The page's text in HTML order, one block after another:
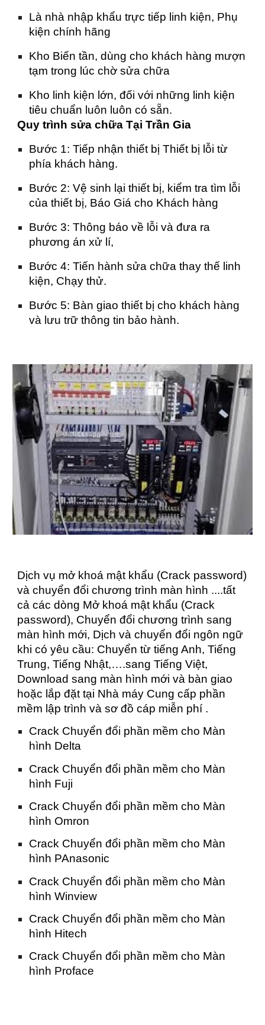
Là nhà nhập khẩu trực tiếp linh kiện, Phụ
kiện chính hãng
Kho Biến tần, dùng cho khách hàng mượn
tạm trong lúc chờ sửa chữa
Kho linh kiện lớn, đối với những linh kiện
tiêu chuẩn luôn luôn có sẵn.
Quy trình sửa chữa Tại Trần Gia
Bước 1: Tiếp nhận thiết bị Thiết bị lỗi từ
phía khách hàng.
Bước 2: Vệ sinh lại thiết bị, kiểm tra tìm lỗi
của thiết bị, Báo Giá cho Khách hàng
Bước 3: Thông báo về lỗi và đưa ra
phương án xử lí,
Bước 4: Tiến hành sửa chữa thay thế linh
kiện, Chạy thử.
Bước 5: Bàn giao thiết bị cho khách hàng
và lưu trữ thông tin bảo hành.
Dịch vụ mở khoá mật khẩu (Crack password)
và chuyển đổi chương trình màn hình ....tất
cả các dòng Mở khoá mật khẩu (Crack
password), Chuyển đổi chương trình sang
màn hình mới, Dịch và chuyển đổi ngôn ngữ
khi có yêu cầu: Chuyển từ tiếng Anh, Tiếng
Trung, Tiếng Nhật,….sang Tiếng Việt,
Download sang màn hình mới và bàn giao
hoặc lắp đặt tại Nhà máy Cung cấp phần
mềm lập trình và sơ đồ cáp miễn phí .
Crack Chuyển đổi phần mềm cho Màn
hình Delta
Crack Chuyển đổi phần mềm cho Màn
hình Fuji
Crack Chuyển đổi phần mềm cho Màn
hình Omron
Crack Chuyển đổi phần mềm cho Màn
hình PAnasonic
Crack Chuyển đổi phần mềm cho Màn
hình Winview
Crack Chuyển đổi phần mềm cho Màn
hình Hitech
Crack Chuyển đổi phần mềm cho Màn
hình Proface